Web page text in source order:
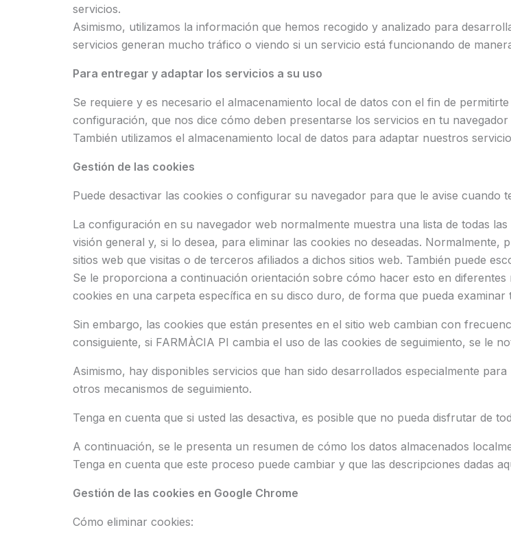
servicios.
Asimismo, utilizamos la información que hemos recogido y analizado para
servicios generan mucho tráfico o viendo si un servicio está funcionando de
Para entregar y adaptar los servicios a su uso
Se requiere y es necesario el almacenamiento local de datos con el fin de
configuración, que nos dice cómo deben presentarse los servicios en tu navegador
También utilizamos el almacenamiento local de datos para adaptar nuestros
Gestión de las cookies
Puede desactivar las cookies o configurar su navegador para que le avise cuando
La configuración en su navegador web normalmente muestra una lista de todas
visión general y, si lo desea, para eliminar las cookies no deseadas. Normalmente,
sitios web que visitas o de terceros afiliados a dichos sitios web. También puede
Se le proporciona a continuación orientación sobre cómo hacer esto en
cookies en una carpeta específica en su disco duro, de forma que pueda examinar
Sin embargo, las cookies que están presentes en el sitio web cambian con
consiguiente, si FARMÀCIA PI cambia el uso de las cookies de seguimiento, se le
Asimismo, hay disponibles servicios que han sido desarrollados especialmente
otros mecanismos de seguimiento.
Tenga en cuenta que si usted las desactiva, es posible que no pueda disfrutar de
A continuación, se le presenta un resumen de cómo los datos almacenados
Tenga en cuenta que este proceso puede cambiar y que las descripciones dadas
Gestión de las cookies en Google Chrome
Cómo eliminar cookies: